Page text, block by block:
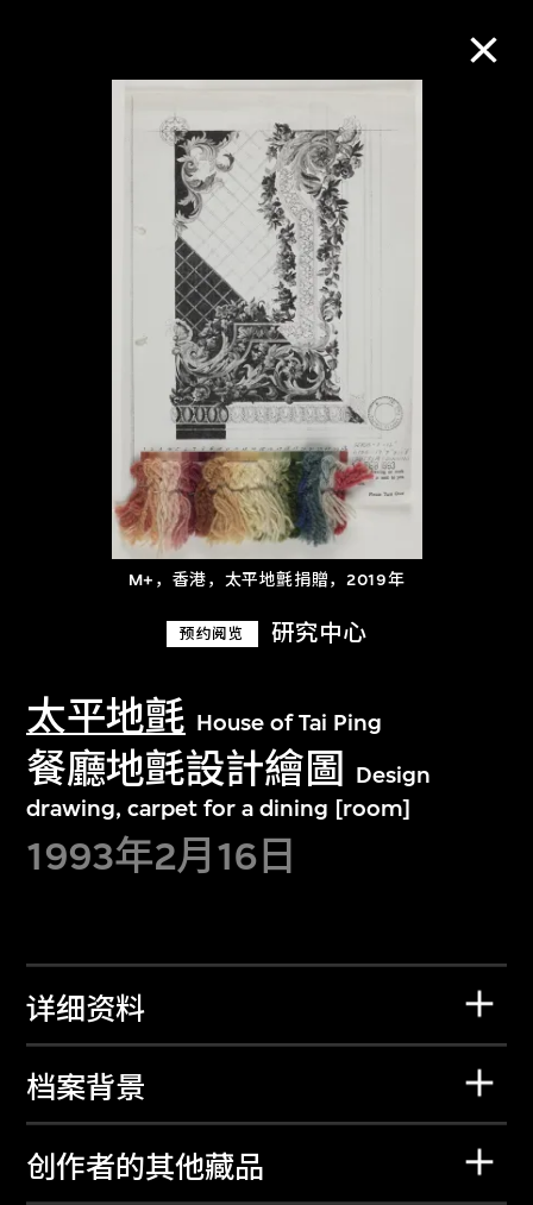
M+，香港，太平地氈捐贈，2019年
预约阅览 研究中心
太平地氈 House of Tai Ping
餐廳地氈設計繪圖
Design
drawing, carpet for a dining [room]
1993年2月16日
详细资料
档案背景
创作者的其他藏品
M+藏品
进一步筛选
关于M+藏品
探索世界顶级的二十及二十一世纪视觉
文化藏品。